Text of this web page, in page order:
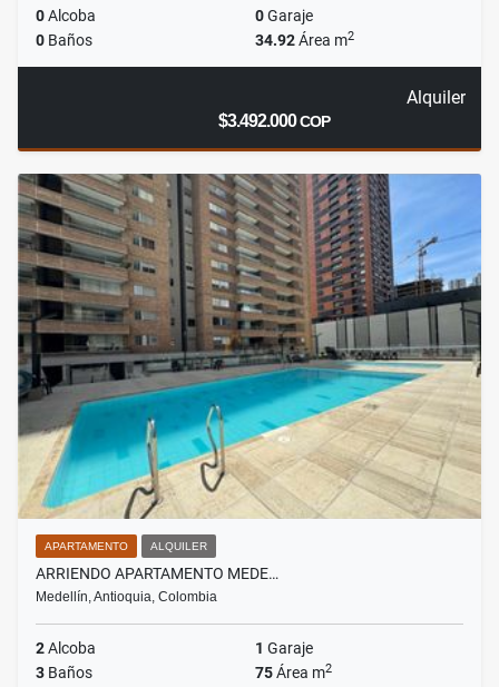
0Alcoba 0Garaje
0 Baños 34.92Área m2
Alquiler
$3.492.000COP
APARTAMENTO ALQUILER
ARRIENDO APARTAMENTO MEDE…
Medellín, Antioquia, Colombia
2Alcoba 1 Garaje
3 Baños 75Área m2